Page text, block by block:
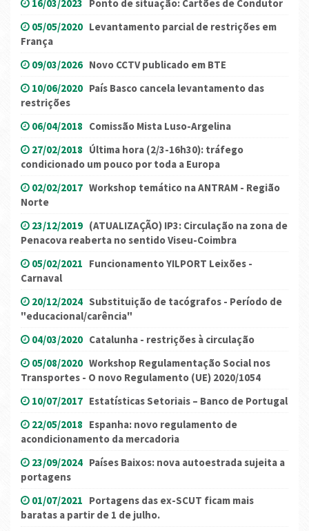
16/03/2023
Ponto de situação: Cartões de Condutor
05/05/2020 Levantamento parcial de restrições em
França
09/03/2026 Novo CCTV publicado em BTE
10/06/2020 País Basco cancela levantamento das
restrições
06/04/2018 Comissão Mista Luso-Argelina
27/02/2018 Última hora (2/3-16h30): tráfego
condicionado um pouco por toda a Europa
02/02/2017 Workshop temático na ANTRAM - Região
Norte
23/12/2019 (ATUALIZAÇÃO) IP3: Circulação na zona de
Penacova reaberta no sentido Viseu-Coimbra
05/02/2021 Funcionamento YILPORT Leixões -
Carnaval
20/12/2024 Substituição de tacógrafos - Período de
"educacional/carência"
04/03/2020 Catalunha - restrições à circulação
05/08/2020 Workshop Regulamentação Social nos
Transportes - O novo Regulamento (UE) 2020/1054
10/07/2017 Estatísticas Setoriais – Banco de Portugal
22/05/2018 Espanha: novo regulamento de
acondicionamento da mercadoria
23/09/2024 Países Baixos: nova autoestrada sujeita a
portagens
01/07/2021 Portagens das ex-SCUT ficam mais
baratas a partir de 1 de julho.